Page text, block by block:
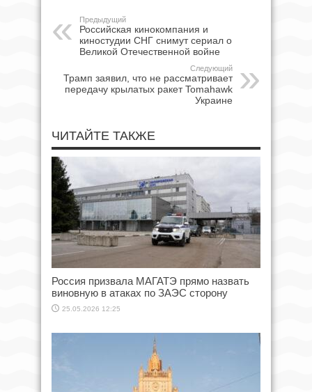
Предыдущий
Российская кинокомпания и
киностудии СНГ снимут сериал о
Великой Отечественной войне
Следующий
Трамп заявил, что не рассматривает
передачу крылатых ракет Tomahawk
Украине
ЧИТАЙТЕ ТАКЖЕ
Россия призвала МАГАТЭ прямо назвать
виновную в атаках по ЗАЭС сторону
25.05.2026 12:25